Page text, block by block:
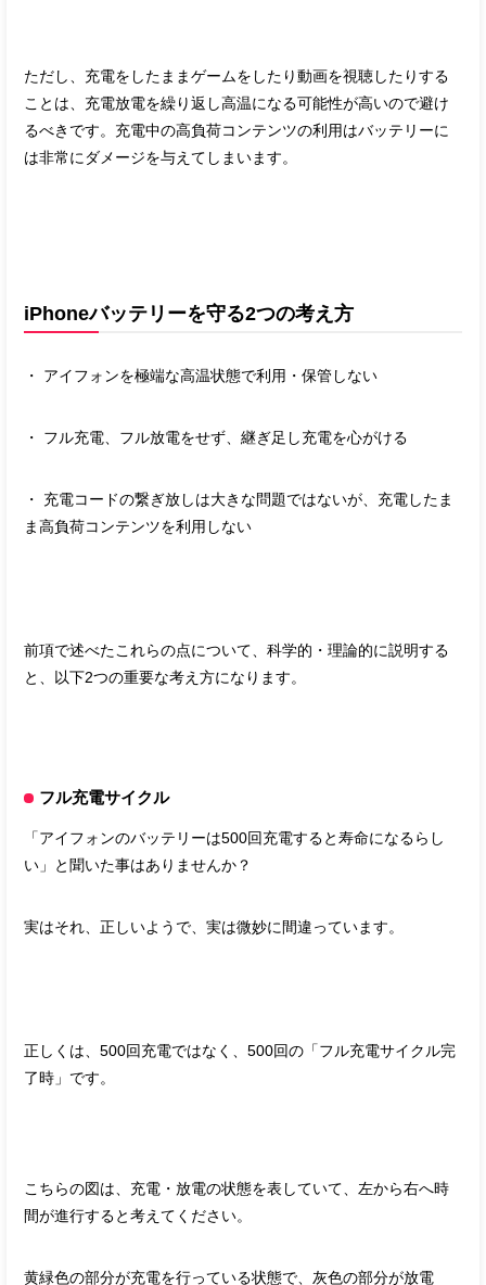
ただし、充電をしたままゲームをしたり動画を視聴したりする
ことは、充電放電を繰り返し高温になる可能性が高いので避け
るべきです。充電中の高負荷コンテンツの利用はバッテリーに
は非常にダメージを与えてしまいます。
iPhoneバッテリーを守る2つの考え方
・ アイフォンを極端な高温状態で利用・保管しない
・ フル充電、フル放電をせず、継ぎ足し充電を心がける
・ 充電コードの繋ぎ放しは大きな問題ではないが、充電したま
ま高負荷コンテンツを利用しない
前項で述べたこれらの点について、科学的・理論的に説明する
と、以下2つの重要な考え方になります。
フル充電サイクル
「アイフォンのバッテリーは500回充電すると寿命になるらし
い」と聞いた事はありませんか？
実はそれ、正しいようで、実は微妙に間違っています。
正しくは、500回充電ではなく、500回の「フル充電サイクル完
了時」です。
こちらの図は、充電・放電の状態を表していて、左から右へ時
間が進行すると考えてください。
黄緑色の部分が充電を行っている状態で、灰色の部分が放電